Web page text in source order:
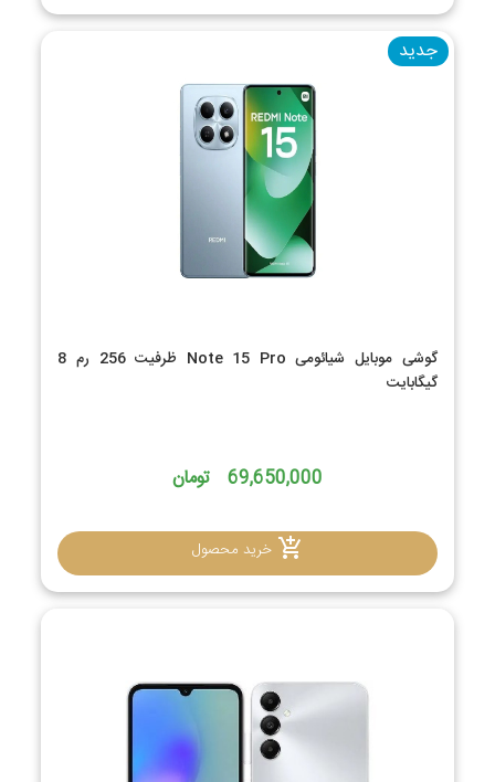
جدید
گوشی موبایل شیائومی Note 15 Pro ظرفیت 256 رم 8
گیگابایت
69,650,000 تومان
خرید محصول